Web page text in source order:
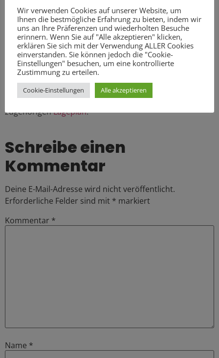
Straßenbauarbeiten im Umfeld des neuen
Nahversorgungszentrums. Insbesondere der Bereich
vor dem Zentrum wird sehr schön und großzügig
gestaltet werden. Hier sollen zudem neue
Straßenbäume gepflanzt werden – auch sollen hier
zusätzliche Leuchten aufgestellt werden. Weitere
Informationen finden Sie imErläuterungsbericht
Bezirksamt Wandsbek zum Straßenbau sowie im
zugehörigenLageplan.
Schreibe einen
Kommentar
Deine E-Mail-Adresse wird nicht veröffentlicht.
Erforderliche Felder sind mit * markiert
Kommentar *
Name *
Wir verwenden Cookies auf unserer Website, um
Ihnen die bestmögliche Erfahrung zu bieten, indem wir
uns an Ihre Präferenzen und wiederholten Besuche
erinnern. Wenn Sie auf "Alle akzeptieren" klicken,
erklären Sie sich mit der Verwendung ALLER Cookies
einverstanden. Sie können jedoch die "Cookie-
Einstellungen" besuchen, um eine kontrollierte
Zustimmung zu erteilen.
Cookie-Einstellungen Alle akzeptieren